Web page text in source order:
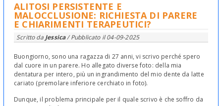
ALITOSI PERSISTENTE E
MALOCCLUSIONE: RICHIESTA DI PARERE
E CHIARIMENTI TERAPEUTICI?
Scritto da Jessica/ Pubblicato il04-09-2025
Buongiorno, sono una ragazza di 27 anni, vi scrivo perché spero
dal cuore in un parere. Ho allegato diverse foto: della mia
dentatura per intero, più un ingrandimento del mio dente da latte
cariato (premolare inferiore cerchiato in foto).
Dunque, il problema principale per il quale scrivo è che soffro da